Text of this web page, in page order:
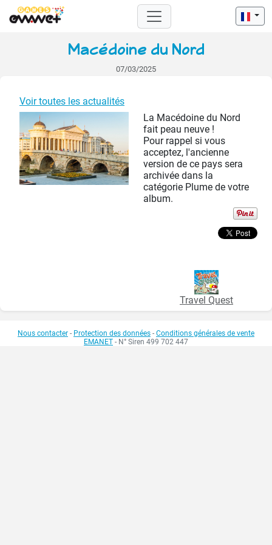
Macédoine du Nord
07/03/2025
Voir toutes les actualités
La Macédoine du Nord
fait peau neuve !
Pour rappel si vous
acceptez, l'ancienne
version de ce pays sera
archivée dans la
catégorie Plume de votre
album.
Travel Quest
Nous contacter - Protection des données - Conditions générales de vente
EMANET - N° Siren 499 702 447